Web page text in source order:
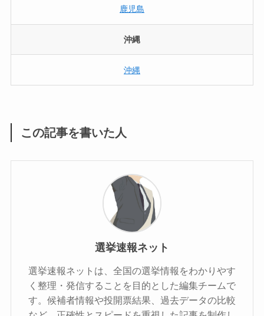
鹿児島
沖縄
沖縄
この記事を書いた人
選挙速報ネット
選挙速報ネットは、全国の選挙情報をわかりやす
く整理・発信することを目的とした編集チームで
す。候補者情報や投開票結果、過去データの比較